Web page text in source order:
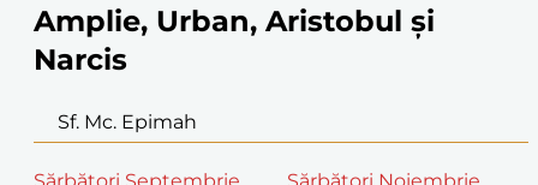
Amplie, Urban, Aristobul și
Narcis
Sf. Mc. Epimah
Sărbători Septembrie Sărbători Noiembrie